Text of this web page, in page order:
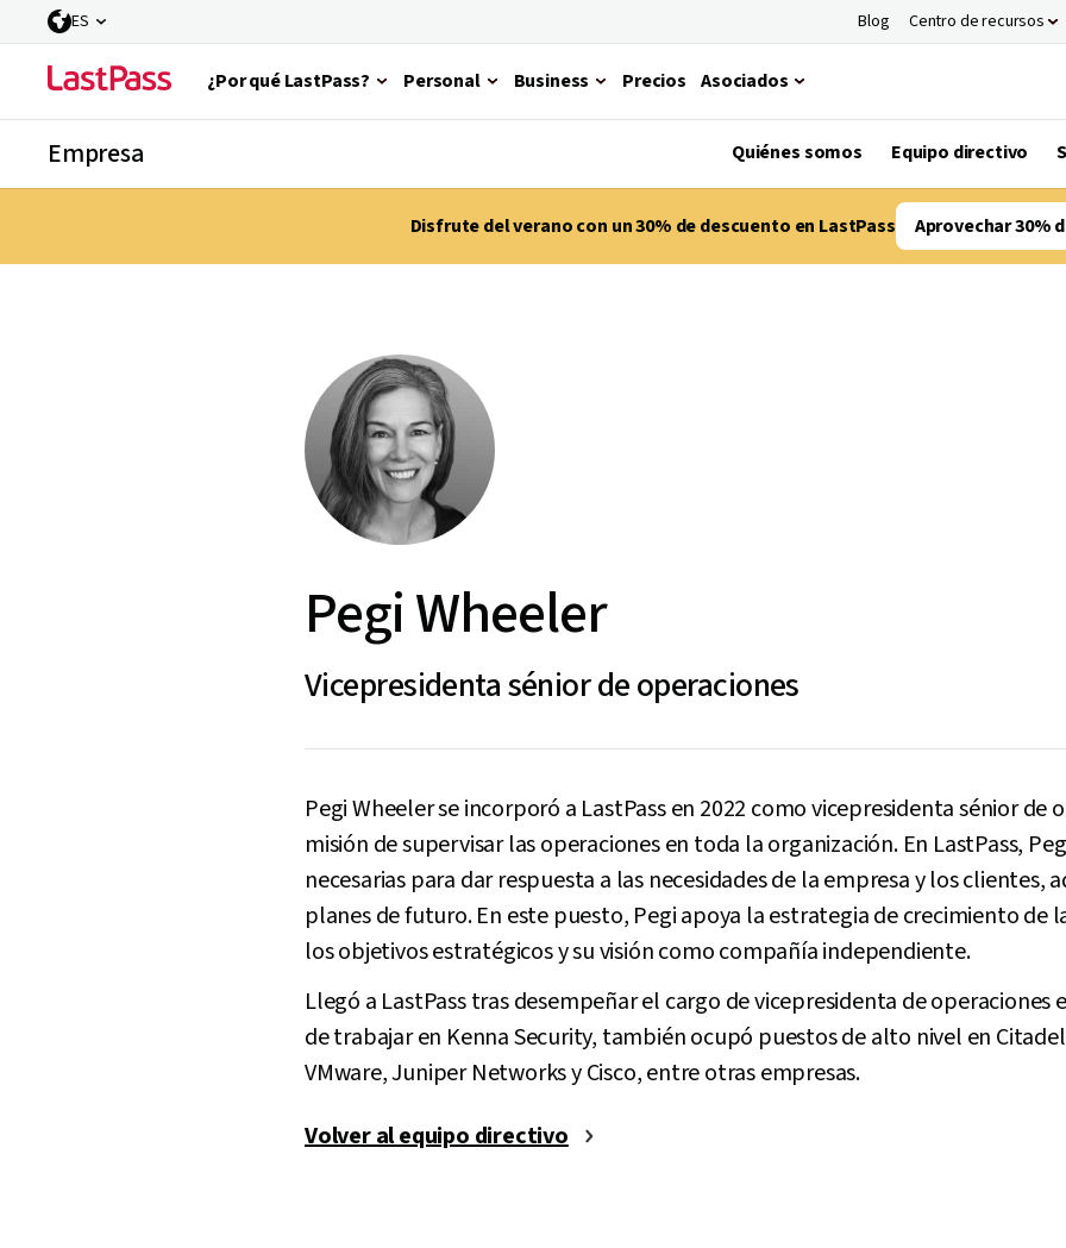
ES Blog Centro de recursos
¿Por qué LastPass? Personal Business Precios Asociados
Empresa Quiénes somos Equipo directivo
Disfrute del verano con un 30% de descuento en LastPass Aprovechar 30%
Pegi Wheeler
Vicepresidenta sénior de operaciones
Pegi Wheeler se incorporó a LastPass en 2022 como vicepresidenta sénior de
misión de supervisar las operaciones en toda la organización. En LastPass,
necesarias para dar respuesta a las necesidades de la empresa y los clientes,
planes de futuro. En este puesto, Pegi apoya la estrategia de crecimiento de
los objetivos estratégicos y su visión como compañía independiente.
Llegó a LastPass tras desempeñar el cargo de vicepresidenta de operaciones
de trabajar en Kenna Security, también ocupó puestos de alto nivel en
VMware, Juniper Networks y Cisco, entre otras empresas.
Volver al equipo directivo